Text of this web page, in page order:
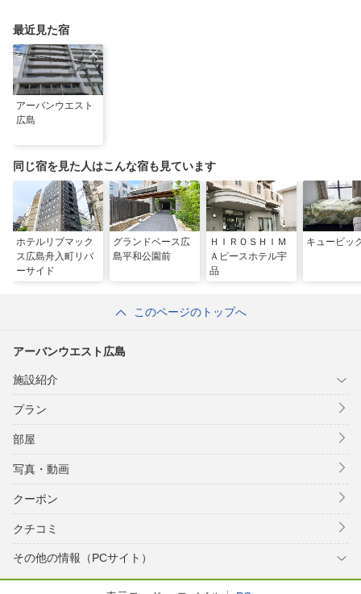
最近見た宿
アーバンウエスト
広島
同じ宿を見た人はこんな宿も見ています
ホテルリブマック
ス広島舟入町リバ
ーサイド
グランドベース広
島平和公園前
ＨＩＲＯＳＨＩＭ
Ａピースホテル宇
品
キュービッ
このページのトップへ
アーバンウエスト広島
施設紹介
プラン
部屋
写真・動画
クーポン
クチコミ
その他の情報（PCサイト）